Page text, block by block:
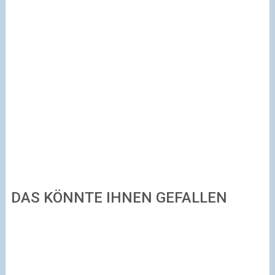
DAS KÖNNTE IHNEN GEFALLEN